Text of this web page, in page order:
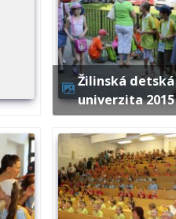
Žilinská detská
univerzita 2015